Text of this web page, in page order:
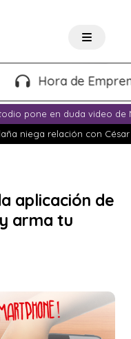
Hora de
pone en duda video de
niega relación con
aplicación de
arma tu